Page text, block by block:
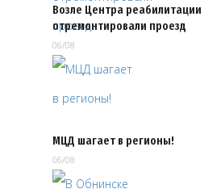
Возле Центра реабилитации
отремонтировали проезд
06/08
МЦД шагает в регионы!
06/08